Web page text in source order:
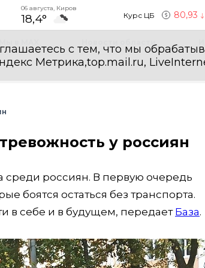
06 августа, Киров
18,4° Курс ЦБ 80,93
с тем, что мы
Метрика,top.mail.ru,
у россиян
среди россиян. В первую очередь
боятся остаться без транспорта.
в себе и в будущем, передает База.